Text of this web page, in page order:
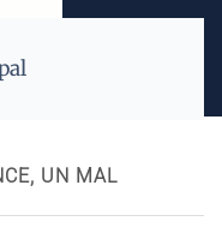
UN MAL